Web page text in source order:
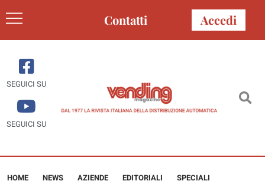
Contatti Accedi
SEGUICI SU
SEGUICI SU
HOME NEWS AZIENDE EDITORIALI SPECIALI